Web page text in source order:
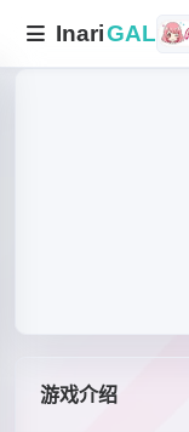
InariGAL
游戏介绍